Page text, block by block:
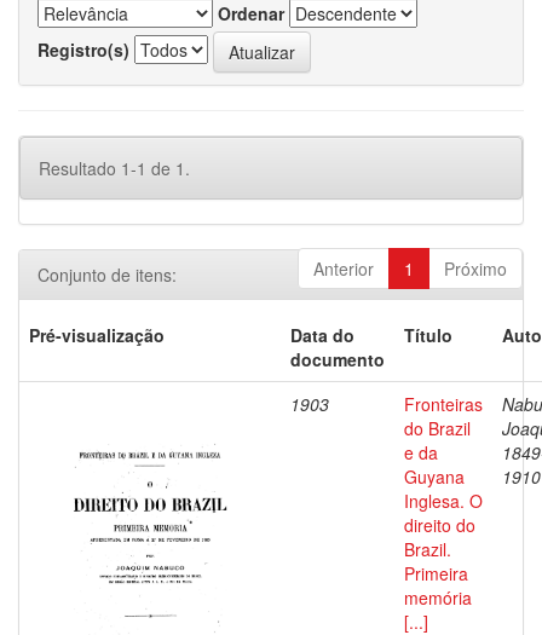
Ordenar
Registro(s)
Resultado 1-1 de 1.
Anterior 1 Próximo
Conjunto de itens:
Pré-visualização
Data do
documento
Título
1903
Fronteiras
do Brazil
e da
Guyana
Inglesa. O
direito do
Brazil.
Primeira
memória
[...]
1910